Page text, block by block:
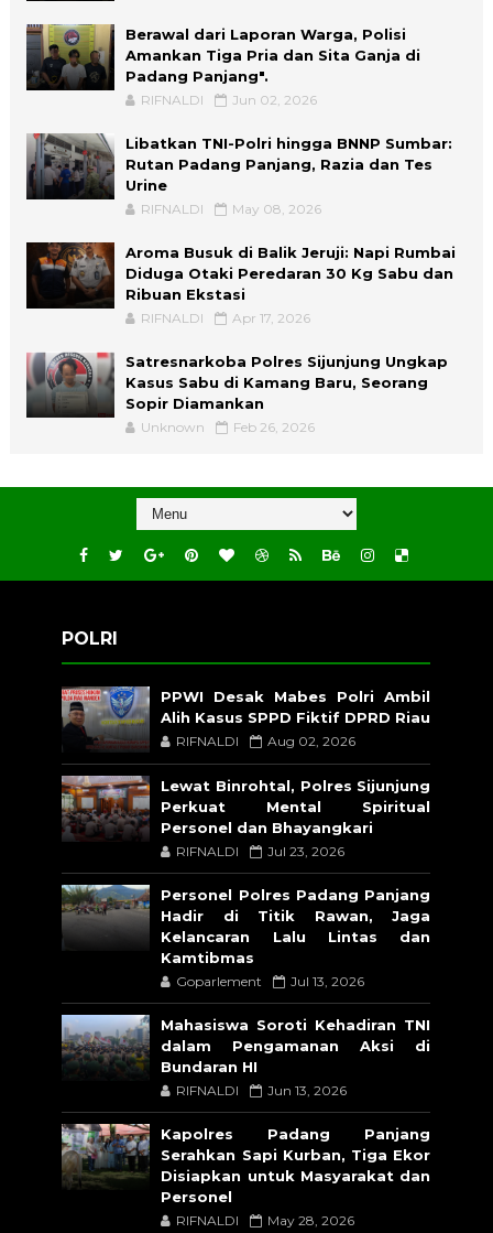
Berawal dari Laporan Warga, Polisi
Amankan Tiga Pria dan Sita Ganja di
Padang Panjang".
RIFNALDI Jun 02, 2026
Libatkan TNI-Polri hingga BNNP Sumbar:
Rutan Padang Panjang, Razia dan Tes
Urine
RIFNALDI May 08, 2026
Aroma Busuk di Balik Jeruji: Napi Rumbai
Diduga Otaki Peredaran 30 Kg Sabu dan
Ribuan Ekstasi
RIFNALDI Apr 17, 2026
Satresnarkoba Polres Sijunjung Ungkap
Kasus Sabu di Kamang Baru, Seorang
Sopir Diamankan
Unknown Feb 26, 2026
POLRI
PPWI Desak Mabes Polri Ambil
Alih Kasus SPPD Fiktif DPRD Riau
RIFNALDI Aug 02, 2026
Lewat Binrohtal, Polres Sijunjung
Perkuat Mental Spiritual
Personel dan Bhayangkari
RIFNALDI Jul 23, 2026
Personel Polres Padang Panjang
Hadir di Titik Rawan, Jaga
Kelancaran Lalu Lintas dan
Kamtibmas
Goparlement Jul 13, 2026
Mahasiswa Soroti Kehadiran TNI
dalam Pengamanan Aksi di
Bundaran HI
RIFNALDI Jun 13, 2026
Kapolres Padang Panjang
Serahkan Sapi Kurban, Tiga Ekor
Disiapkan untuk Masyarakat dan
Personel
RIFNALDI May 28, 2026